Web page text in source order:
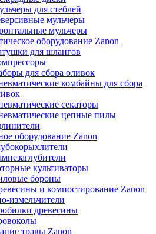
для стеблей
мульчеры
мульчеры
оборудование Zanon
для шлангов
для сбора оливок
комбайны для сбора
секаторы
цепные пилы
оборудование Zanon
культиваторы
бороны
и компостирование Zanon
измельчители
древесины
травы Zanon